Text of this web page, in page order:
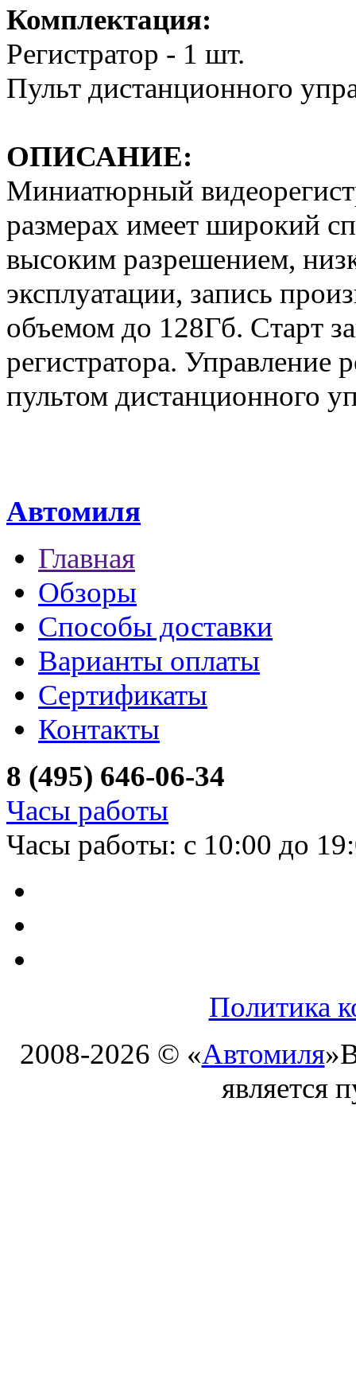
Комплектация:
Регистратор - 1 шт.
Пульт дистанционного
ОПИСАНИЕ:
Миниатюрный
размерах имеет широкий
высоким разрешением,
эксплуатации, запись
объемом до 128Гб. Старт
регистратора. Управление
пультом дистанционного
Автомиля
Главная
Обзоры
Способы доставки
Варианты оплаты
Сертификаты
Контакты
8 (495) 646-06-34
Часы работы
Часы работы: с 10:00 до
Политика
2008-2026 © «Автомиля»
является